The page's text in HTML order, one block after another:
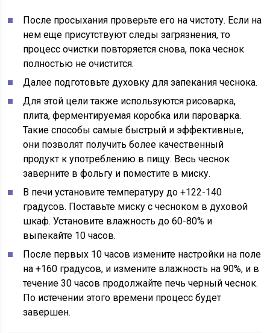
После просыхания проверьте его на чистоту. Если на
нем еще присутствуют следы загрязнения, то
процесс очистки повторяется снова, пока чеснок
полностью не очистится.
Далее подготовьте духовку для запекания чеснока.
Для этой цели также используются рисоварка,
плита, ферментируемая коробка или пароварка.
Такие способы самые быстрый и эффективные,
они позволят получить более качественный
продукт к употреблению в пищу. Весь чеснок
заверните в фольгу и поместите в миску.
В печи установите температуру до +122-140
градусов. Поставьте миску с чесноком в духовой
шкаф. Установите влажность до 60-80% и
выпекайте 10 часов.
После первых 10 часов измените настройки на поле
на +160 градусов, и измените влажность на 90%, и в
течение 30 часов продолжайте печь черный чеснок.
По истечении этого времени процесс будет
завершен.